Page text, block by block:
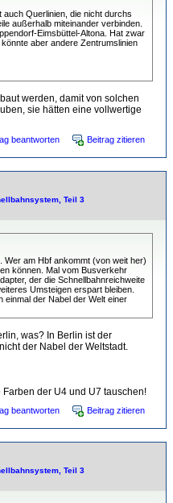
auch Querlinien, die nicht durchs
außerhalb miteinander verbinden.
Eimsbüttel-Altona. Hat zwar
aber andere Zentrumslinien
werden, damit von solchen
sie hätten eine vollwertige
beantworten Beitrag zitieren
Teil 3
am Hbf ankommt (von weit her)
können. Mal vom Busverkehr
der die Schnellbahnreichweite
Umsteigen erspart bleiben.
einmal der Nabel der Welt einer
was? In Berlin ist der
der Nabel der Weltstadt.
der U4 und U7 tauschen!
beantworten Beitrag zitieren
Teil 3